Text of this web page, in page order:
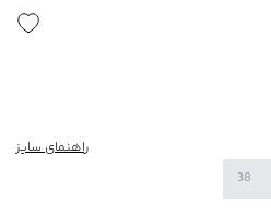
راهنمای سایز
38